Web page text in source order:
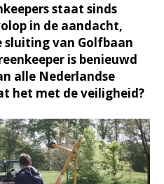
staat sinds
in de aandacht,
van Golfbaan
is benieuwd
alle Nederlandse
het met de veiligheid?